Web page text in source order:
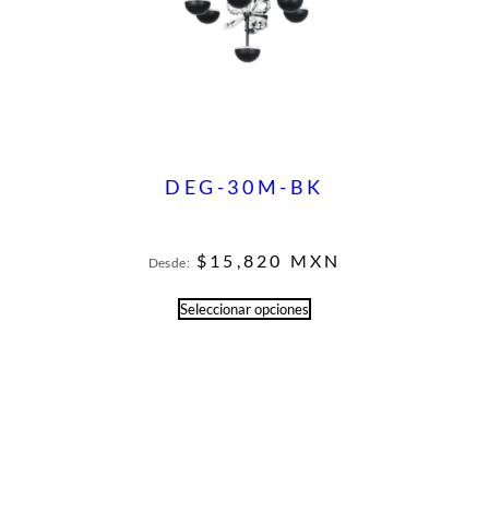
DEG-30M-BK
Desde: $ 15,820 MXN
Seleccionar opciones